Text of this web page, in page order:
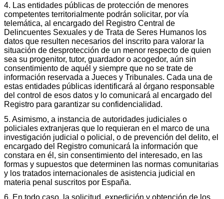
4. Las entidades públicas de protección de menores
competentes territorialmente podrán solicitar, por vía
telemática, al encargado del Registro Central de
Delincuentes Sexuales y de Trata de Seres Humanos los
datos que resulten necesarios del inscrito para valorar la
situación de desprotección de un menor respecto de quien
sea su progenitor, tutor, guardador o acogedor, aún sin
consentimiento de aquél y siempre que no se trate de
información reservada a Jueces y Tribunales. Cada una de
estas entidades públicas identificará al órgano responsable
del control de esos datos y lo comunicará al encargado del
Registro para garantizar su confidencialidad.
5. Asimismo, a instancia de autoridades judiciales o
policiales extranjeras que lo requieran en el marco de una
investigación judicial o policial, o de prevención del delito, el
encargado del Registro comunicará la información que
constara en él, sin consentimiento del interesado, en las
formas y supuestos que determinen las normas comunitarias
y los tratados internacionales de asistencia judicial en
materia penal suscritos por España.
6. En todo caso, la solicitud, expedición y obtención de los